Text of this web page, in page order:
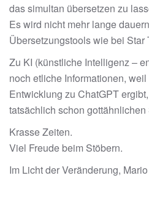
das simultan übersetzen zu
Es wird nicht mehr lange
Übersetzungstools wie bei Star
Zu KI (künstliche Intelligenz –
noch etliche Informationen,
Entwicklung zu ChatGPT
tatsächlich schon
Krasse Zeiten.
Viel Freude beim Stöbern.
Im Licht der Veränderung,